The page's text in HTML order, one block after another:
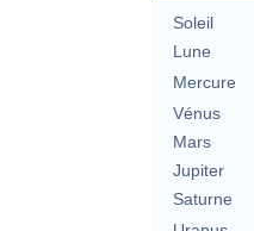
Soleil
Lune
Mercure
Vénus
Mars
Jupiter
Saturne